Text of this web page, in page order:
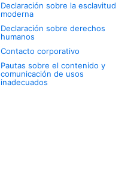
Declaración sobre la esclavitud
moderna
Declaración sobre derechos
humanos
Contacto corporativo
Pautas sobre el contenido y
comunicación de usos
inadecuados